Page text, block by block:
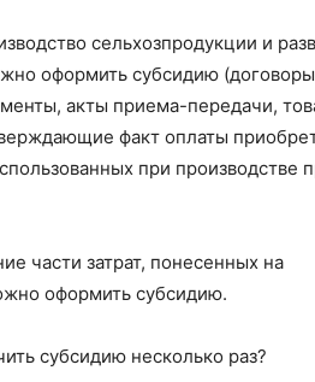
сельхозпродукции и
оформить субсидию
акты приема-передачи,
факт оплаты
при производстве
части затрат, понесенных на
оформить субсидию.
субсидию несколько раз?